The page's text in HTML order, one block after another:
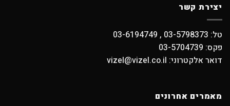
יצירת קשר
טל: 03-5798373 , 03-6194749
פקס: 03-5704739
דואר אלקטרוני: vizel@vizel.co.il
מאמרים אחרונים